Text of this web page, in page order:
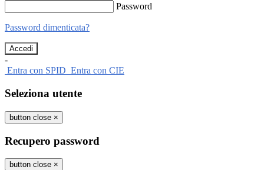
Password
Password dimenticata?
-
Entra con SPID Entra con CIE
Seleziona utente
button close ×
Recupero password
button close ×